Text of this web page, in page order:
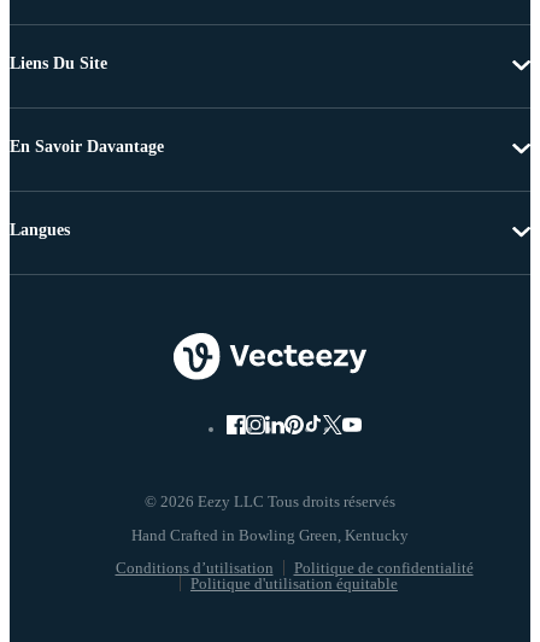
Liens Du Site
En Savoir Davantage
© 2026 Eezy LLC Tous droits réservés
Conditions d’utilisation
Politique de confidentialité
Politique d'utilisation équitable
Langues